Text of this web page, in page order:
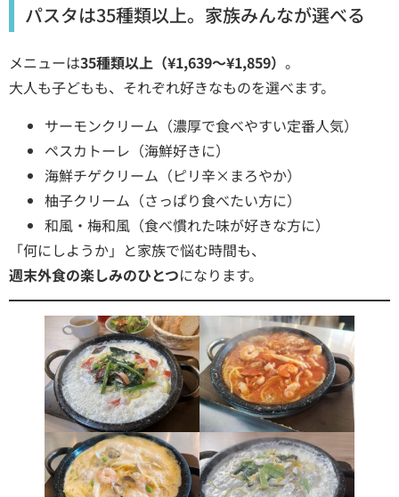
パスタは35種類以上。家族みんなが選べる
メニューは35種類以上（¥1,639〜¥1,859） 。
大人も子どもも、それぞれ好きなものを選べます。
サーモンクリーム（濃厚で食べやすい定番人気）
ペスカトーレ（海鮮好きに）
海鮮チゲクリーム（ピリ辛×まろやか）
柚子クリーム（さっぱり食べたい方に）
和風・梅和風（食べ慣れた味が好きな方に）
「何にしようか」と家族で悩む時間も、
週末外食の楽しみのひとつになります。